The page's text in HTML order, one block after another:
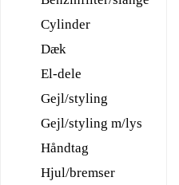
Cylinder
Dæk
El-dele
Gejl/styling
Gejl/styling m/lys
Håndtag
Hjul/bremser